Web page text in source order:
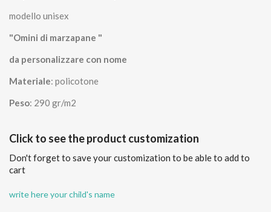
modello unisex
"Omini di marzapane "
da personalizzare con nome
Materiale: policotone
Peso: 290 gr/m2
Click to see the product customization
Don't forget to save your customization to be able to add to
cart
write here your child's name